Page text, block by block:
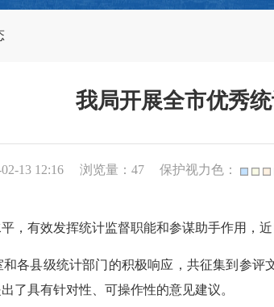
我局开展全市优秀
13 12:16 浏览量： 47 保护视力色：
， 有效发挥统计监督职能和参谋助手作用 ，
和各县级统计部门的积极响应，共征集到参评
了具有针对性、可操作性的意见建议。